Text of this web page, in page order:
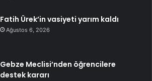
Fatih Ürek’in vasiyeti yarım kaldı
Ağustos 6, 2026
Gebze Meclisi’nden öğrencilere
destek kararı